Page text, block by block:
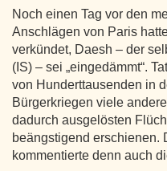
Noch einen Tag vor den
Anschlägen von Paris
verkündet, Daesh – der
(IS) – sei „eingedämmt“.
von Hunderttausenden in
Bürgerkriegen viele
dadurch ausgelösten
beängstigend erschienen.
kommentierte denn auch